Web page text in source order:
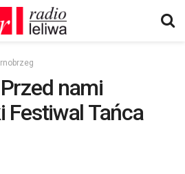
nami
Festiwal Tańca